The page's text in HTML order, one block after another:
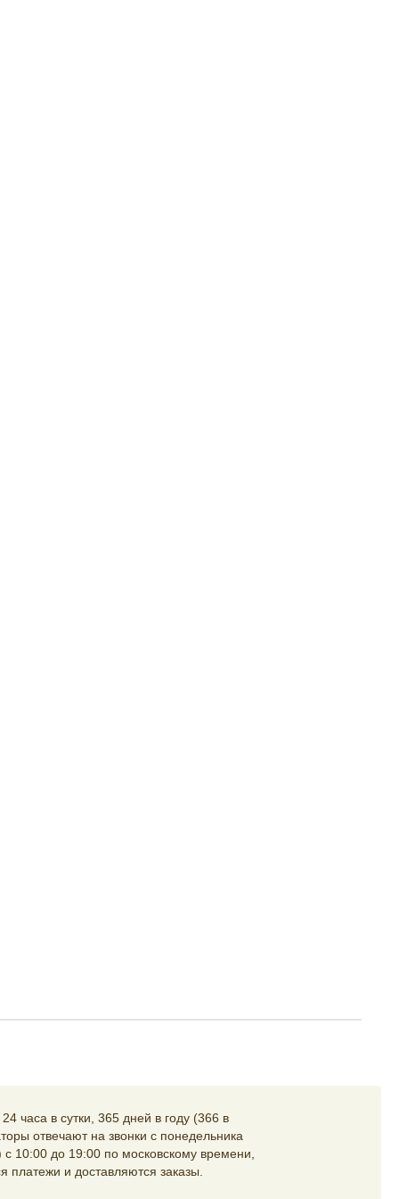
часа в сутки, 365 дней в году (366 в
отвечают на звонки с понедельника
10:00 до 19:00 по московскому времени,
платежи и доставляются заказы.